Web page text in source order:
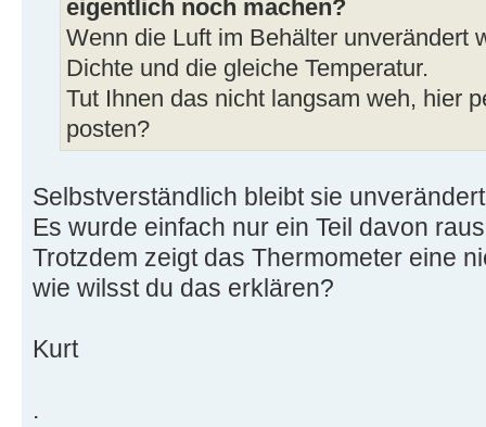
eigentlich noch machen?
Wenn die Luft im Behälter unverändert
Dichte und die gleiche Temperatur.
Tut Ihnen das nicht langsam weh, hier
posten?
Selbstverständlich bleibt sie
Es wurde einfach nur ein Teil davon
Trotzdem zeigt das Thermometer eine
wie wilsst du das erklären?
Kurt
.